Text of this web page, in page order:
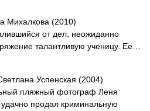
Михалкова (2010)
от дел, неожиданно
талантливую ученицу. Ее…
Успенская (2004)
пляжный фотограф Леня
продал криминальную